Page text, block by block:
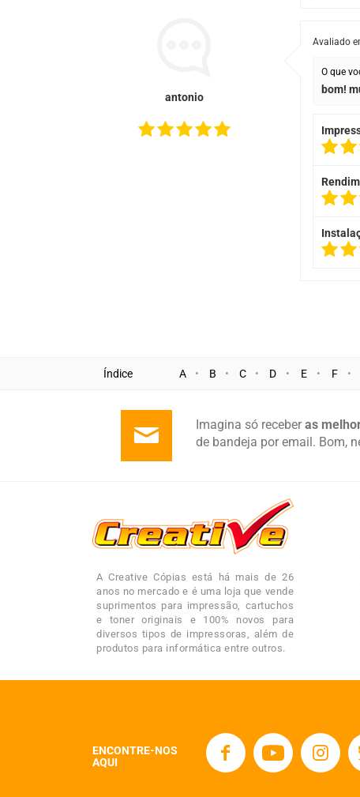
antonio
Avaliado
O que
bom!
Índice A B C D E F
Imagina só receberas
de bandeja por email. Bom,
A Creative Cópias está há mais de 26
anos no mercado e é uma loja que vende
suprimentos para impressão, cartuchos
e toner originais e 100% novos para
diversos tipos de impressoras, além de
produtos para informática entre outros.
ENCONTRE-NOS
AQUI